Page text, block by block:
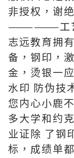
非授权，谢
——————工
志远教育拥
备，钢印，
金，烫银一
水印 防伪技
您内心小鹿
多大学和约
业证除 了钢
标，成绩单